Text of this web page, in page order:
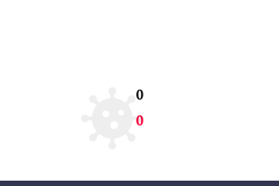
0
0